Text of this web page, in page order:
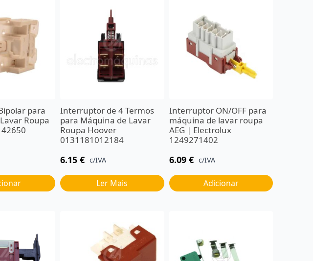
para
Roupa
Interruptor de 4 Termos
para Máquina de Lavar
Roupa Hoover
0131181012184
6.15€ c/IVA
Ler Mais
Interruptor ON/OFF para
máquina de lavar roupa
AEG | Electrolux
1249271402
6.09 € c/IVA
Adicionar